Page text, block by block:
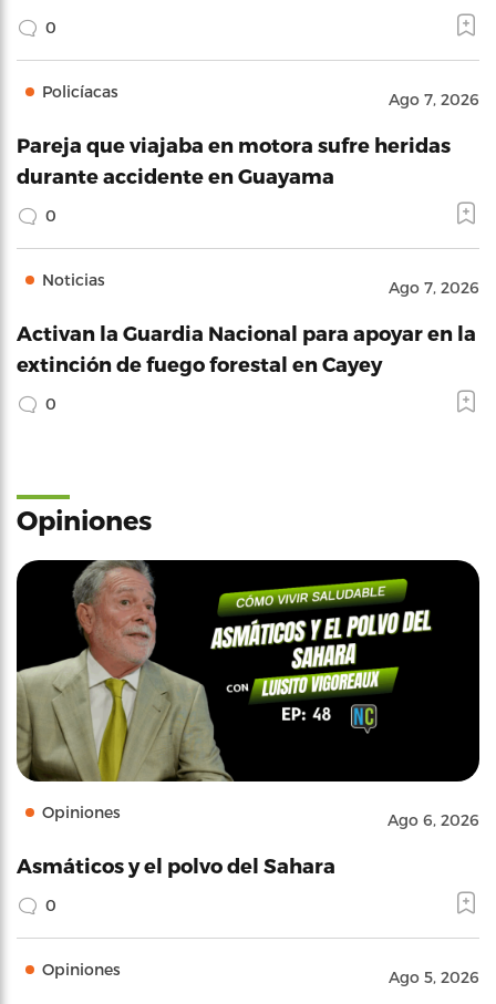
0
Policíacas Ago 7, 2026
Pareja que viajaba en motora sufre heridas
durante accidente en Guayama
0
Noticias Ago 7, 2026
Activan la Guardia Nacional para apoyar en la
extinción de fuego forestal en Cayey
0
Opiniones
Opiniones Ago 6, 2026
Asmáticos y el polvo del Sahara
0
Opiniones Ago 5, 2026